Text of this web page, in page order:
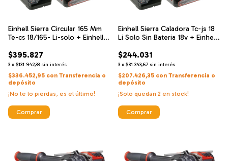
Einhell Sierra Circular 165 Mm
Te-cs 18/165- Li-solo + Einhell
Bateria 18 V 2.5 Ah
$395.827
3 x $131.942,33 sin interés
$336.452,95 con Transferencia o
depósito
¡No te lo pierdas, es el último!
Einhell Sierra Caladora Tc-js 18
Li Solo Sin Bateria 18v + Einhell
Bateria 18 V 2.5 Ah
$244.031
3 x $81.343,67 sin interés
$207.426,35 con Transferencia o
depósito
¡Solo quedan 2 en stock!